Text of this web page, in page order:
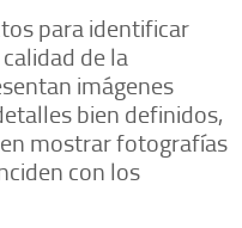
para identificar
de la
imágenes
bien definidos,
mostrar fotografías
con los